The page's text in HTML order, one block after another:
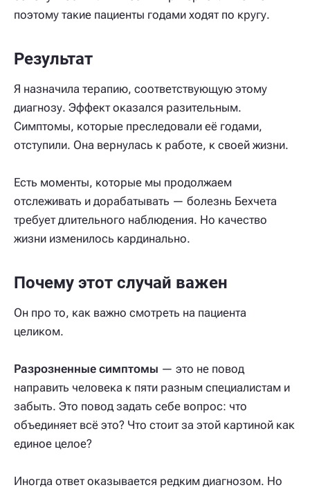
поэтому такие пациенты годами ходят по кругу.
Результат
Я назначила терапию, соответствующую этому
диагнозу. Эффект оказался разительным.
Симптомы, которые преследовали её годами,
отступили. Она вернулась к работе, к своей жизни.
Есть моменты, которые мы продолжаем
отслеживать и дорабатывать — болезнь Бехчета
требует длительного наблюдения. Но качество
жизни изменилось кардинально.
Почему этот случай важен
Он про то, как важно смотреть на пациента
целиком.
Разрозненные симптомы — это не повод
направить человека к пяти разным специалистам и
забыть. Это повод задать себе вопрос: что
объединяет всё это? Что стоит за этой картиной как
единое целое?
Иногда ответ оказывается редким диагнозом. Но